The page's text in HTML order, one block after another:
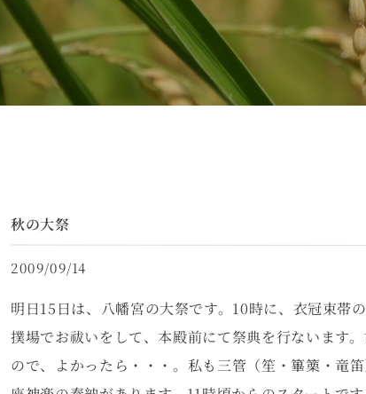
秋の大祭
2009/09/14
明日15日は、八幡宮の大祭です。10時に、衣冠束帯
撲場でお祓いをして、本殿前にて祭典を行ないます
ので、よかったら・・・。私も三管（笙・篳篥・竜